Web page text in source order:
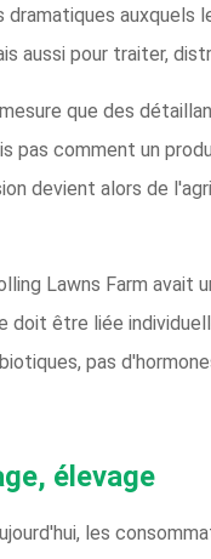
dramatiques
aussi pour traiter,
que des
pas comment un
devient alors de
Lawns Farm avait
être liée
pas
élevage
les